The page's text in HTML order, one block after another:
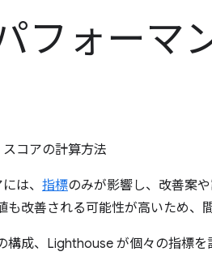
フォーマ
コアの計算方法
は、 指標のみが影響し、改善案
改善される可能性が高いため、
構成、Lighthouse が個々の指標